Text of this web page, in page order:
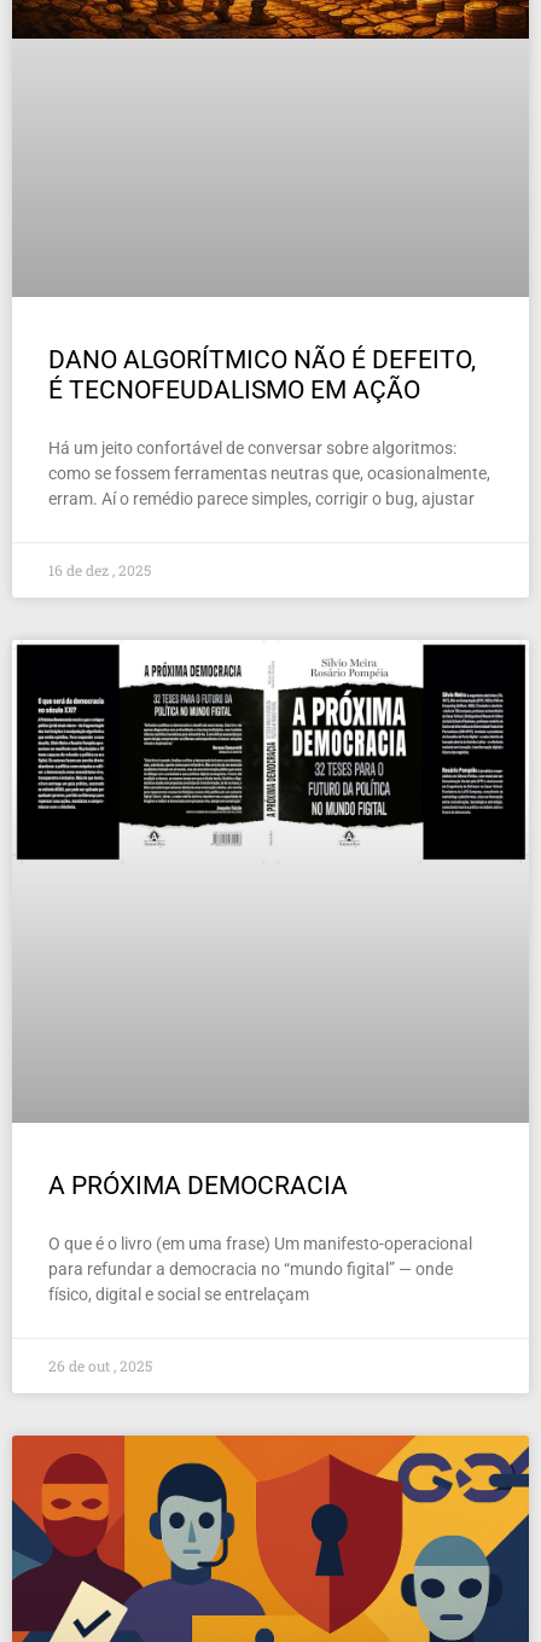
DANO ALGORÍTMICO NÃO É DEFEITO,
É TECNOFEUDALISMO EM AÇÃO
Há um jeito confortável de conversar sobre algoritmos:
como se fossem ferramentas neutras que, ocasionalmente,
erram. Aí o remédio parece simples, corrigir o bug, ajustar
16 de dez , 2025
A PRÓXIMA DEMOCRACIA
O que é o livro (em uma frase) Um manifesto-operacional
para refundar a democracia no “mundo figital” — onde
físico, digital e social se entrelaçam
26 de out , 2025